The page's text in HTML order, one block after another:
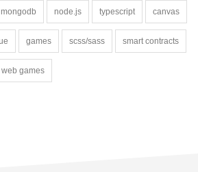
mongodb node.js typescript canvas
games scss/sass smart contracts
web games